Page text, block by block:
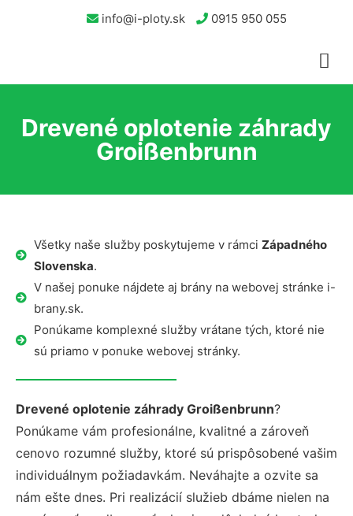
info@i-ploty.sk 0915 950 055
Drevené oplotenie záhrady
Groißenbrunn
Všetky naše služby poskytujeme v rámci Západného
Slovenska.
V našej ponuke nájdete aj brány na webovej stránke i-
brany.sk.
Ponúkame komplexné služby vrátane tých, ktoré nie
sú priamo v ponuke webovej stránky.
Drevené oplotenie záhrady Groißenbrunn?
Ponúkame vám profesionálne, kvalitné a zároveň
cenovo rozumné služby, ktoré sú prispôsobené vašim
individuálnym požiadavkám. Neváhajte a ozvite sa
nám ešte dnes. Pri realizácií služieb dbáme nielen na